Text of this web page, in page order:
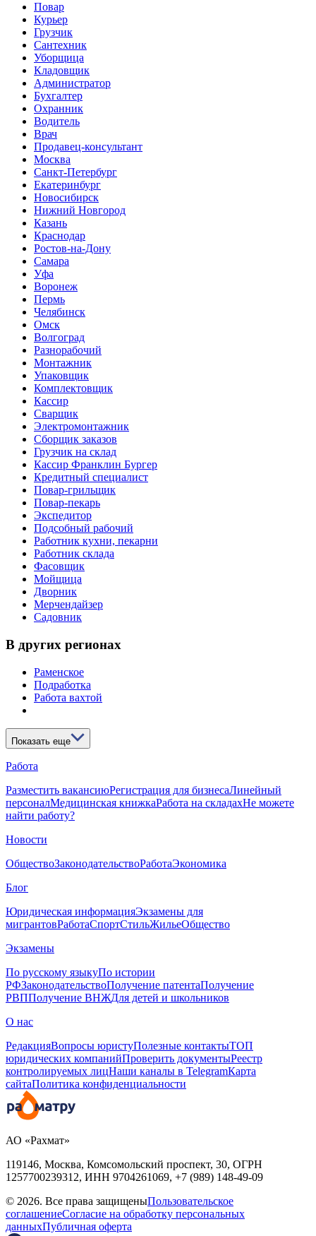
Повар
Курьер
Грузчик
Сантехник
Уборщица
Кладовщик
Администратор
Бухгалтер
Охранник
Водитель
Врач
Продавец-консультант
Москва
Санкт-Петербург
Екатеринбург
Новосибирск
Нижний Новгород
Казань
Краснодар
Ростов-на-Дону
Самара
Уфа
Воронеж
Пермь
Челябинск
Омск
Волгоград
Разнорабочий
Монтажник
Упаковщик
Комплектовщик
Кассир
Сварщик
Электромонтажник
Сборщик заказов
Грузчик на склад
Кассир Франклин Бургер
Кредитный специалист
Повар-грильщик
Повар-пекарь
Экспедитор
Подсобный рабочий
Работник кухни, пекарни
Работник склада
Фасовщик
Мойщица
Дворник
Мерчендайзер
Садовник
В других регионах
Раменское
Подработка
Работа вахтой
Показать еще
Работа
Разместить вакансиюРегистрация для бизнесаЛинейный
персоналМедицинская книжкаРабота на складахНе можете
найти работу?
Новости
ОбществоЗаконодательствоРаботаЭкономика
Блог
Юридическая информацияЭкзамены для
мигрантовРаботаСпортСтильЖильеОбщество
Экзамены
По русскому языкуПо истории
РФЗаконодательствоПолучение патентаПолучение
РВППолучение ВНЖДля детей и школьников
О нас
РедакцияВопросы юристуПолезные контактыТОП
юридических компанийПроверить документыРеестр
контролируемых лицНаши каналы в TelegramКарта
сайтаПолитика конфиденциальности
АО «Рахмат»
119146, Москва, Комсомольский проспект, 30, ОГРН
1257700239312, ИНН 9704261069, +7 (989) 148-49-09
© 2026. Все права защищеныПользовательское
соглашениеСогласие на обработку персональных
данныхПубличная оферта